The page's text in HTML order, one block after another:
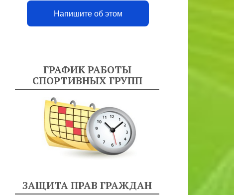
Напишите об этом
ГРАФИК РАБОТЫ
СПОРТИВНЫХ ГРУПП
ЗАЩИТА ПРАВ ГРАЖДАН